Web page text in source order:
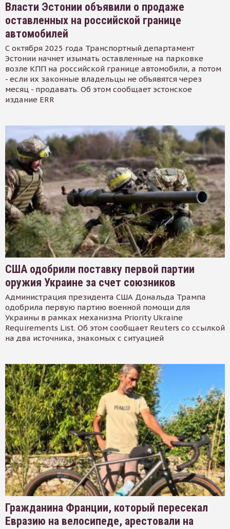
Власти Эстонии объявили о продаже
оставленных на российской границе
автомобилей
С октября 2025 года Транспортный департамент
Эстонии начнет изымать оставленные на парковке
возле КПП на российской границе автомобили, а потом
- если их законные владельцы не объявятся через
месяц - продавать. Об этом сообщает эстонское
издание ERR
США одобрили поставку первой партии
оружия Украине за счет союзников
Администрация президента США Дональда Трампа
одобрила первую партию военной помощи для
Украины в рамках механизма Priority Ukraine
Requirements List. Об этом сообщает Reuters со ссылкой
на два источника, знакомых с ситуацией
Гражданина Франции, который пересекал
Евразию на велосипеде, арестовали на